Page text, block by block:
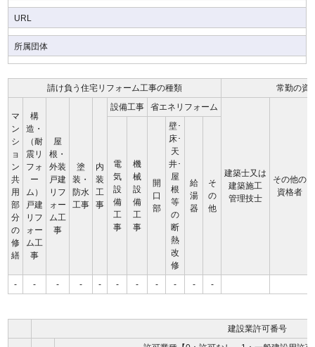
URL
所属団体
請け負う住宅リフォーム工事の種類 常勤の資
マ
ン
シ
ョ
ン
共
用
部
分
の
修
繕
構
造・
（耐
震リ
フォ
ー
ム）
戸建
リフ
ォー
ム工
事
屋
根・
外装
戸建
リフ
ォー
ム工
事
塗
装・
防水
工事
内
装
工
事
設備工事 省エネリフォーム
建築士又は
建築施工
管理技士
その他の
資格者
電
気
設
備
工
事
機
械
設
備
工
事
開
口
部
壁･
床･
天
井･
屋
根
等
の
断
熱
改
修
給
湯
器
そ
の
他
- - - - - - - - - - -
建設業許可番号